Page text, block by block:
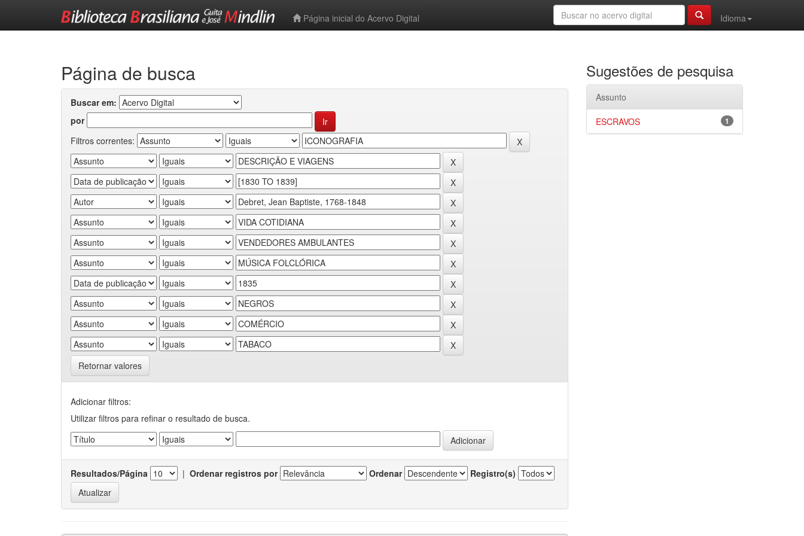
Página inicial do Acervo Digital
Idioma
Página de busca
Buscar em:
por
Filtros correntes:
Retornar valores
Adicionar filtros:
Utilizar filtros para refinar o resultado de busca.
Resultados/Página | Ordenar registros por Ordenar Registro(s)
Sugestões de pesquisa
Assunto
1
ESCRAVOS